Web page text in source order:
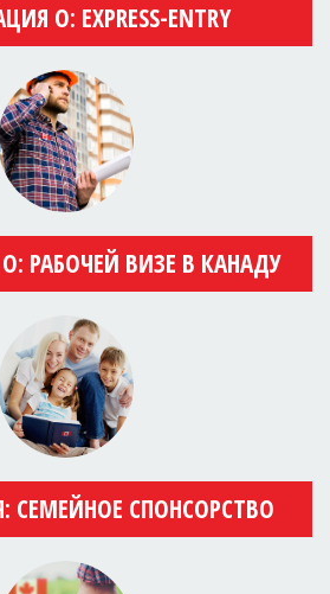
О: EXPRESS-ENTRY
РАБОЧЕЙ ВИЗЕ В КАНАДУ
СПОНСОРСТВО